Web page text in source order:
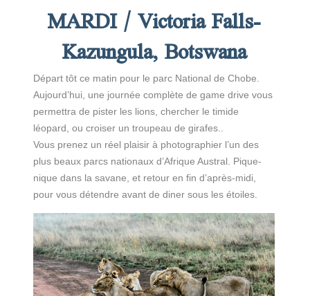
MARDI / Victoria Falls-
Kazungula, Botswana
Départ tôt ce matin pour le parc National de Chobe.
Aujourd’hui, une journée complète de game drive vous
permettra de pister les lions, chercher le timide
léopard, ou croiser un troupeau de girafes..
Vous prenez un réel plaisir à photographier l’un des
plus beaux parcs nationaux d’Afrique Austral. Pique-
nique dans la savane, et retour en fin d’après-midi,
pour vous détendre avant de diner sous les étoiles.